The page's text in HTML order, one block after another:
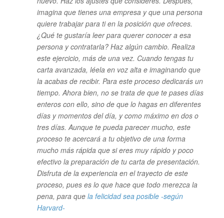
imagina que tienes una empresa y que una persona
quiere trabajar para ti en la posición que ofreces.
¿Qué te gustaría leer para querer conocer a esa
persona y contratarla? Haz algún cambio. Realiza
este ejercicio, más de una vez. Cuando tengas tu
carta avanzada, léela en voz alta e imaginando que
la acabas de recibir. Para este proceso dedicarás un
tiempo. Ahora bien, no se trata de que te pases días
enteros con ello, sino de que lo hagas en diferentes
días y momentos del día, y como máximo en dos o
tres días. Aunque te pueda parecer mucho, este
proceso te acercará a tu objetivo de una forma
mucho más rápida que si eres muy rápido y poco
efectivo la preparación de tu carta de presentación.
Disfruta de la experiencia en el trayecto de este
proceso, pues es lo que hace que todo merezca la
pena, para que la felicidad sea posible -según
Harvard-